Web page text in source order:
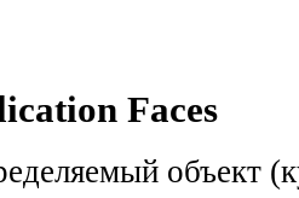
Faces
объект